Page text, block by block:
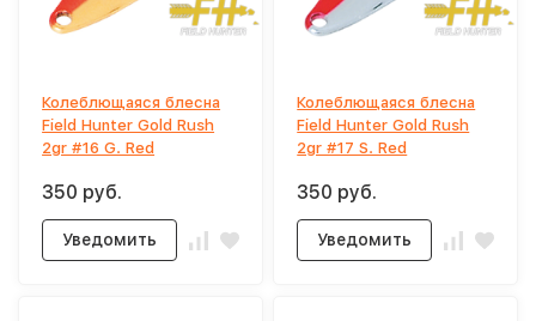
Колеблющаяся блесна
Field Hunter Gold Rush
2gr #16 G. Red
350 руб.
Уведомить
Колеблющаяся блесна
Field Hunter Gold Rush
2gr #17 S. Red
350 руб.
Уведомить